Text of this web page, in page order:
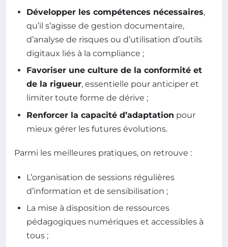
Développer les compétences nécessaires,
qu’il s’agisse de gestion documentaire,
d’analyse de risques ou d’utilisation d’outils
digitaux liés à la compliance ;
Favoriser une culture de la conformité et
de la rigueur, essentielle pour anticiper et
limiter toute forme de dérive ;
Renforcer la capacité d’adaptation pour
mieux gérer les futures évolutions.
Parmi les meilleures pratiques, on retrouve :
L’organisation de sessions régulières
d’information et de sensibilisation ;
La mise à disposition de ressources
pédagogiques numériques et accessibles à
tous ;